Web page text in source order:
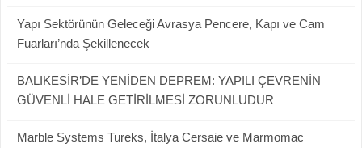
Yapı Sektörünün Geleceği Avrasya Pencere, Kapı ve Cam
Fuarları’nda Şekillenecek
BALIKESİR’DE YENİDEN DEPREM: YAPILI ÇEVRENİN
GÜVENLİ HALE GETİRİLMESİ ZORUNLUDUR
Marble Systems Tureks, İtalya Cersaie ve Marmomac